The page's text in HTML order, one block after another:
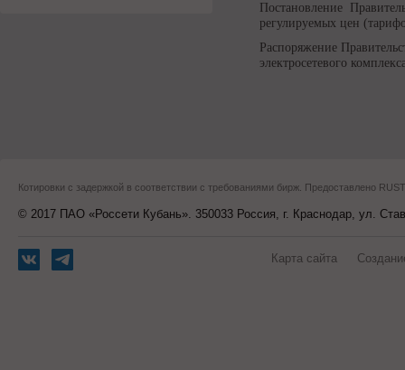
Постановление
регулируемых цен
Распоряжение
электросетевого
Котировки с задержкой в соответствии с требованиями бирж. Предоставлено
© 2017 ПАО «Россети Кубань». 350033 Россия, г. Краснодар, ул.
Карта сайта